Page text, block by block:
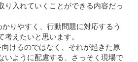
り入れていくことができる内容だっ
りやすく、行動問題に対応するう
考えたいと思います。
けるのではなく、それが起きた原
いように配慮する、さっそく現場で